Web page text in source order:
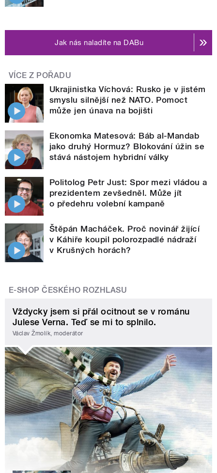
Jak nás naladíte na DABu
VÍCE Z POŘADU
Ukrajinistka Víchová: Rusko je v jistém
smyslu silnější než NATO. Pomoct
může jen únava na bojišti
Ekonomka Matesová: Báb al-Mandab
jako druhý Hormuz? Blokování úžin se
stává nástojem hybridní války
Politolog Petr Just: Spor mezi vládou a
prezidentem zevšedněl. Může jít
o předehru volební kampaně
Štěpán Macháček. Proč novinář žijící
v Káhiře koupil polorozpadlé nádraží
v Krušných horách?
E-SHOP ČESKÉHO ROZHLASU
Vždycky jsem si přál ocitnout se v románu
Julese Verna. Teď se mi to splnilo.
Václav Žmolík, moderátor